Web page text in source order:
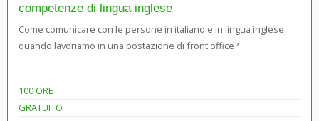
competenze di lingua inglese
Come comunicare con le persone in italiano e in lingua inglese
quando lavoriamo in una postazione di front office?
100 ORE
GRATUITO